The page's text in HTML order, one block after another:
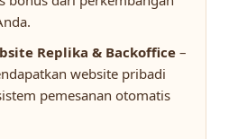
Replika & Backoffice –
website pribadi
pemesanan otomatis